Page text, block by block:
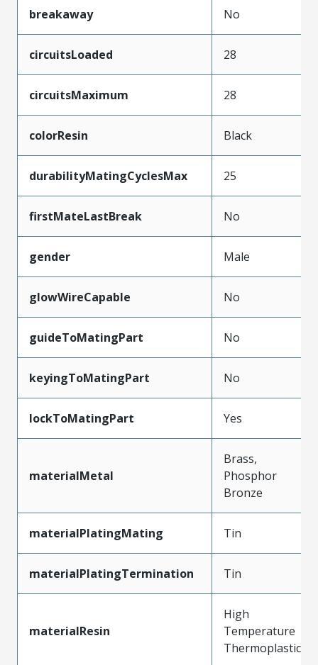
breakaway No
circuitsLoaded 28
circuitsMaximum 28
colorResin Black
durabilityMatingCyclesMax 25
firstMateLastBreak No
gender Male
glowWireCapable No
guideToMatingPart No
keyingToMatingPart No
lockToMatingPart Yes
materialMetal
Brass,
Phosphor
Bronze
materialPlatingMating Tin
materialPlatingTermination Tin
materialResin
High
Temperature
Thermoplastic